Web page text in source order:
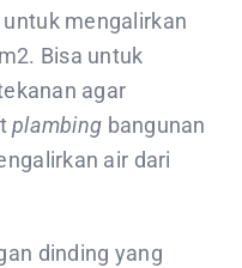
untuk mengalirkan
Bisa untuk
agar
plambing bangunan
air dari
dinding yang